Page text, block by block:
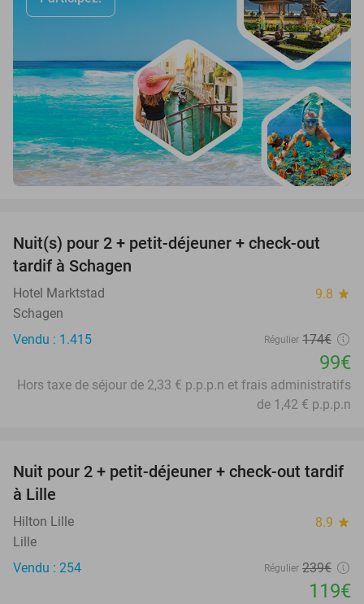
43%
Nuit(s) pour 2 + petit-déjeuner + check-out
tardif à Schagen
Hotel Marktstad 9.8 star
Schagen
Vendu : 1.415
Régulier 174€
99€
Hors taxe de séjour de 2,33 € p.p.p.n et frais administratifs
de 1,42 € p.p.p.n
50%
Nuit pour 2 + petit-déjeuner + check-out tardif
à Lille
Hilton Lille 8.9 star
Lille
Vendu : 254
Régulier 239€
119€